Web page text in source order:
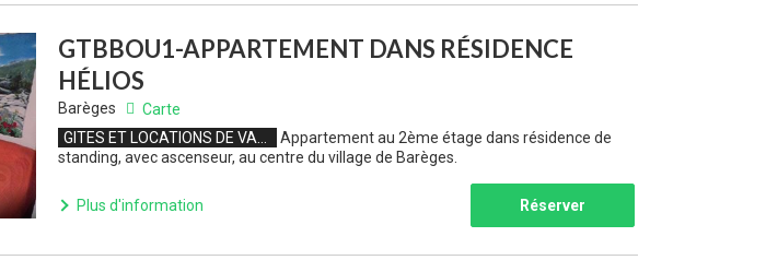
GTBBOU1-APPARTEMENT DANS RÉSIDENCE
HÉLIOS
Barèges
Carte
Appartement au 2ème étage dans résidence de
standing, avec ascenseur, au centre du village de Barèges.
Plus d'information Réserver